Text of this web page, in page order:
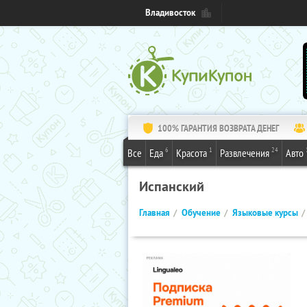
Владивосток
100% ГАРАНТИЯ ВОЗВРАТА ДЕНЕГ
Все Еда 6 Красота 1 Развлечения 24 Авто
Испанский
Главная Обучение Языковые курсы